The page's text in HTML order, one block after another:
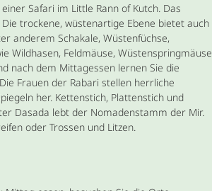
Safari im Little Rann of Kutch. Das
trockene, wüstenartige Ebene bietet auch
anderem Schakale, Wüstenfüchse,
Wildhasen, Feldmäuse, Wüstenspringmäuse
nach dem Mittagessen lernen Sie die
Frauen der Rabari stellen herrliche
her. Kettenstich, Plattenstich und
Dasada lebt der Nomadenstamm der Mir.
oder Trossen und Litzen.